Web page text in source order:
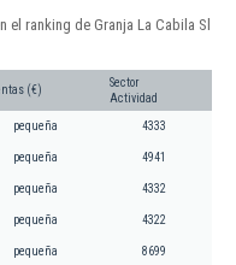
ranking de Granja La Cabila Sl
(€)
Sector
Actividad
pequeña 4333
pequeña 4941
pequeña 4332
pequeña 4322
pequeña 8699